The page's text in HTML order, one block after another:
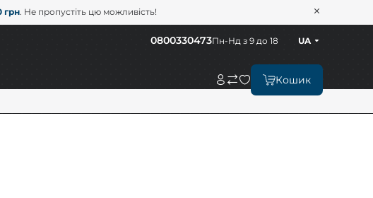
грн. Не пропустіть цю можливість!
Кошик
Пн-Нд з 9 до 18
0800330473 UA